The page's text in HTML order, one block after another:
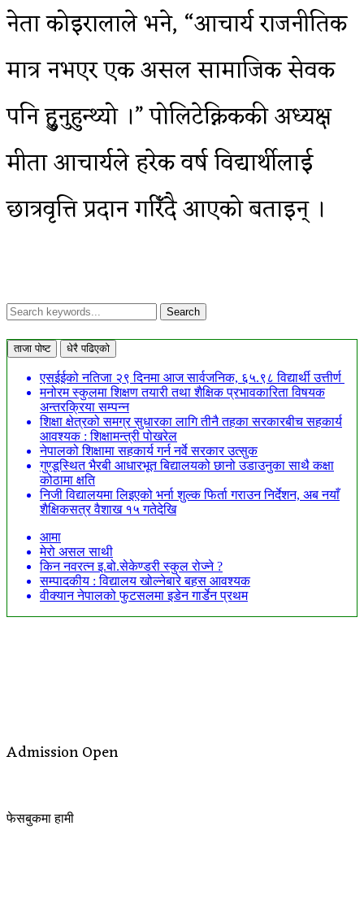
नेता कोइरालाले भने, “आचार्य राजनीतिक
मात्र नभएर एक असल सामाजिक सेवक
पनि हुुनुहुन्थ्यो ।” पोलिटेक्निककी अध्यक्ष
मीता आचार्यले हरेक वर्ष विद्यार्थीलाई
छात्रवृत्ति प्रदान गरिँदै आएको बताइन् ।
ताजा पोष्ट धेरै पढिएको
एसईईको नतिजा २९ दिनमा आज सार्वजनिक, ६५.९८ विद्यार्थी उत्तीर्ण
मनोरम स्कुलमा शिक्षण तयारी तथा शैक्षिक प्रभावकारिता विषयक
अन्तरक्रिया सम्पन्न
शिक्षा क्षेत्रको समग्र सुधारका लागि तीनै तहका सरकारबीच सहकार्य
आवश्यक : शिक्षामन्त्री पोखरेल
नेपालको शिक्षामा सहकार्य गर्न नर्वे सरकार उत्सुक
गुण्डूस्थित भैरबी आधारभूत बिद्यालयको छानो उडाउनुका साथै कक्षा
कोठामा क्षति
निजी विद्यालयमा लिइएको भर्ना शुल्क फिर्ता गराउन निर्देशन, अब नयाँ
शैक्षिकसत्र वैशाख १५ गतेदेखि
आमा
मेरो असल साथी
किन नवरत्न इ.बो.सेकेण्डरी स्कुल रोज्ने ?
सम्पादकीय : विद्यालय खोल्नेबारे बहस आवश्यक
वीक्यान नेपालको फुटसलमा इडेन गार्डेन प्रथम
Admission Open
फेसबुकमा हामी